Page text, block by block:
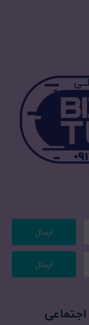
ارسال
ارسال